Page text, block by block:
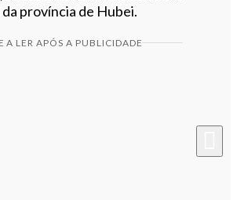
província de Hubei.
A LER APÓS A PUBLICIDADE